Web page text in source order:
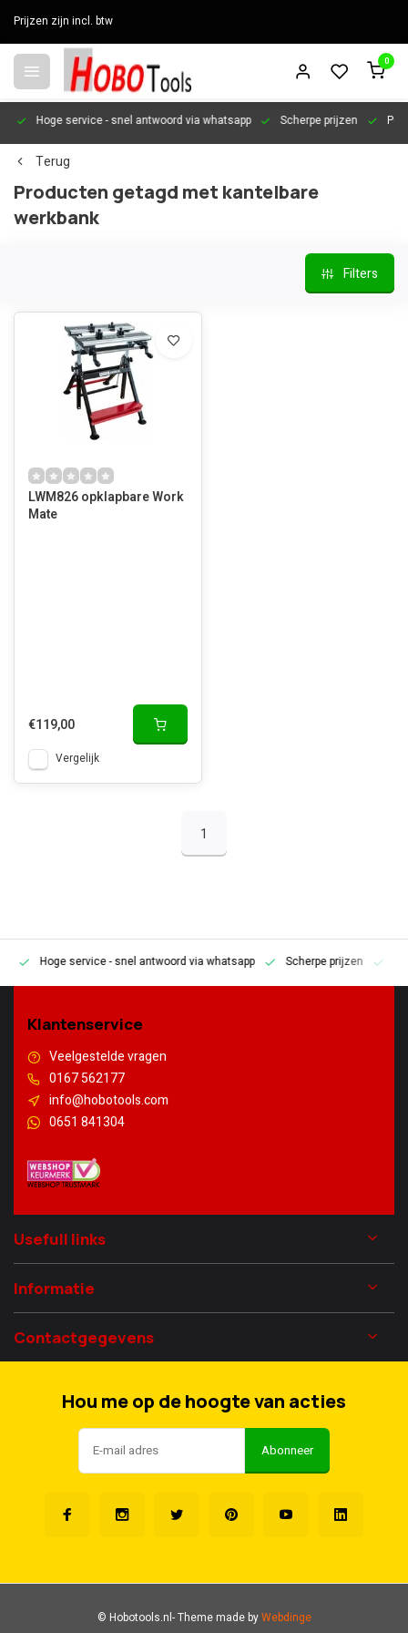
Prijzen zijn incl. btw
0
Hoge service- snel antwoord via whatsapp Scherpe prijzen
Terug
Producten getagd met kantelbare
werkbank
Filters
LWM826 opklapbare Work
Mate
€119,00
Vergelijk
1
Hoge service- snel antwoord via whatsapp Scherpe prijzen
Klantenservice
Veelgestelde vragen
0167 562177
info@hobotools.com
0651 841304
Usefull links
Informatie
Contactgegevens
Hou me op de hoogte van acties
Abonneer
© Hobotools.nl- Theme made byWebdinge